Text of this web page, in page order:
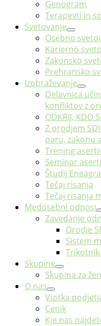
Genogram
Terapevti in
Svetovanje
Osebno
Karierno
Zakonsko
Prehransko
Izobraževanje
Delavnica
konfliktov z
ODKRIJ, KDO
Z orodjem
paru, zakonu
Trening
Seminar
Študij
Tečaj risanja
Tečaj risanja
Medosebni odnosi
Zavedanje
Orodje
Sistem
Trikotnik
Skupine
Skupina za
O nas
Vizitka
Cenik
Kje nas